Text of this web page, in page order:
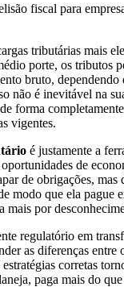
fiscal para
tributárias mais
porte, os tributos
bruto, dependendo
não é inevitável na
forma
vigentes.
é justamente a
de
de obrigações, mas
modo que ela pague
mais por
regulatório em
as diferenças entre
corretas
paga mais do